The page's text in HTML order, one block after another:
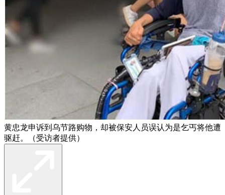
黄忠龙申诉到乌节路购物，却被保安人员误认为是乞丐将他遭
驱赶。（受访者提供）